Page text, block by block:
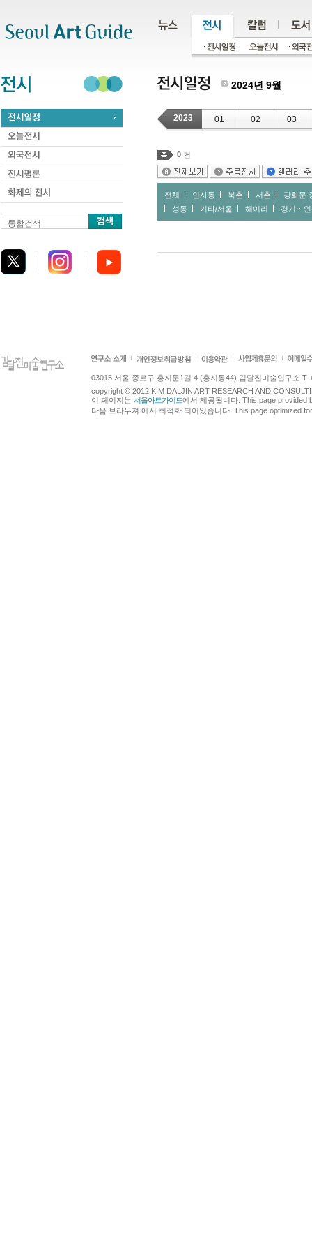
통합검색
2024년 9월
2023 01 02 03
0 건
전체 인사동 북촌 서촌
광화문∙
성동
기타/서울 헤이리 경기ㆍ
03015 서울 종로구 홍지문1길 4 (홍지동44) 김달진미술연구소 T
copyright © 2012 KIM DALJIN ART RESEARCH AND
이 페이지는 서울아트가이드에서 제공됩니다. This page provided
다음 브라우져 에서 최적화 되어있습니다. This page optimized